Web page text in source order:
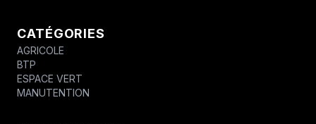
CATÉGORIES
AGRICOLE
BTP
ESPACE VERT
MANUTENTION